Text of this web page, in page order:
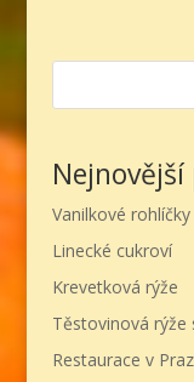
Vanilkové rohlíčky
Linecké cukroví
Krevetková rýže
Těstovinová
Restaurace v